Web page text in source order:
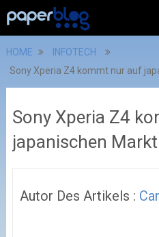
HOME
INFOTECH
Sony Xperia Z4 kommt nur auf
Sony Xperia Z4
japanischen Markt
Autor Des Artikels :